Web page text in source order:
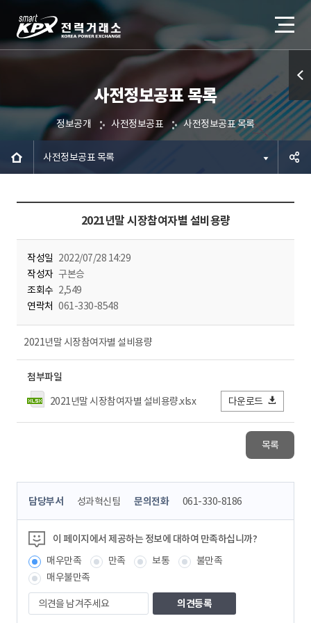
사전정보공표 목록
정보공개 사전정보공표 사전정보공표 목록
사전정보공표 목록
2021년말 시장참여자별 설비용량
작성일 2022/07/28 14:29
작성자 구본승
조회수 2,549
연락처 061-330-8548
2021년말 시장참여자별 설비용량
첨부파일
2021년말 시장참여자별 설비용량.xlsx
다운로드
목록
콘
츠
정
보
책
임
자
담당부서 성과혁신팀 문의전화 061-330-8186
이 페이지에서 제공하는 정보에 대하여 만족하십니까?
매우만족
만족 보통
불만족
매우불만족
의
견
퀵메
뉴 열
기